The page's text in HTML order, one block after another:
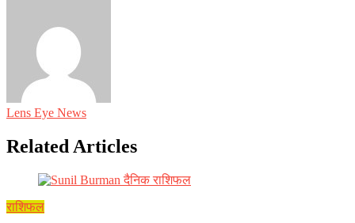
Lens Eye News
Related Articles
राशिफल